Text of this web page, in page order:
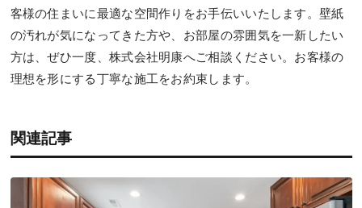
客様の住まいに最適な空間作りをお手伝いいたします。壁紙
の汚れが気になってきた方や、お部屋の雰囲気を一新したい
方は、ぜひ一度、株式会社明康へご相談ください。お客様の
理想を形にする丁寧な施工をお約束します。
関連記事